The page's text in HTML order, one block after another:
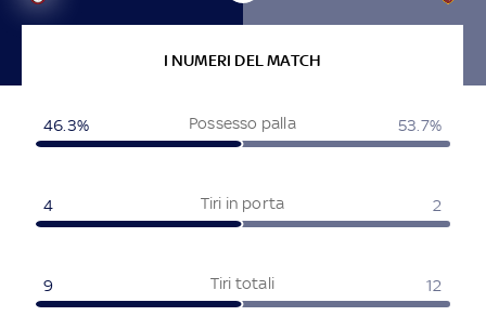
I NUMERI DEL MATCH
Possesso palla
46.3% 53.7%
Tiri in porta
4 2
Tiri totali
9 12